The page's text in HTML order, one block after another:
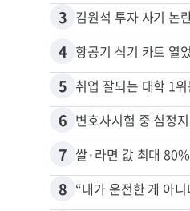
3 김원석 투자 사기 논
4
5 취업 잘되는 대학 1
6
7
8